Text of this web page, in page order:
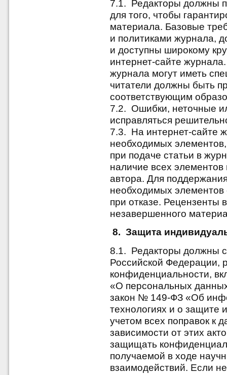
7.1. Редакторы должны
для того, чтобы
материала. Базовые
и политиками журнала,
и доступны широкому
интернет-сайте
журнала могут иметь
читатели должны быть
соответствующим
7.2. Ошибки, неточные
исправляться
7.3. На интернет-сайте
необходимых
при подаче статьи в
наличие всех
автора. Для
необходимых элементов
при отказе. Рецензенты
незавершенного
8. Защита
8.1. Редакторы должны
Российской Федерации,
конфиденциальности,
«О персональных
закон № 149-ФЗ «Об
технологиях и о защите
учетом всех поправок к
зависимости от этих
защищать
получаемой в ходе
взаимодействий. Если